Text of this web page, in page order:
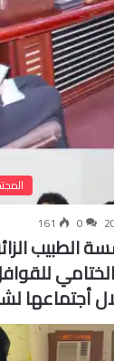
0
161
الطبيب
أجتماعها